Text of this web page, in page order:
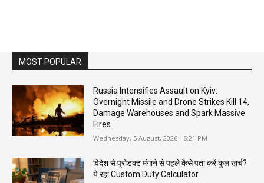
MOST POPULAR
Russia Intensifies Assault on Kyiv:
Overnight Missile and Drone Strikes Kill 14,
Damage Warehouses and Spark Massive
Fires
Wednesday, 5 August, 2026 - 6:21 PM
विदेश से प्रोडक्ट मंगाने से पहले कैसे पता करें कुल खर्च?
ये रहा Custom Duty Calculator